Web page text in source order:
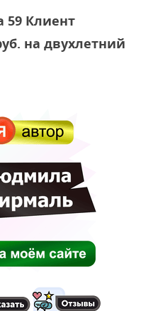
59 Клиент
на двухлетний